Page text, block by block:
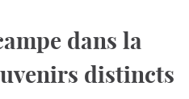
dans la
distincts